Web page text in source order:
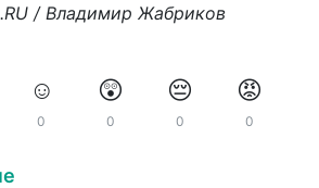
/ Владимир Жабриков
☺️
0
😲
0
😔
0
😡
0